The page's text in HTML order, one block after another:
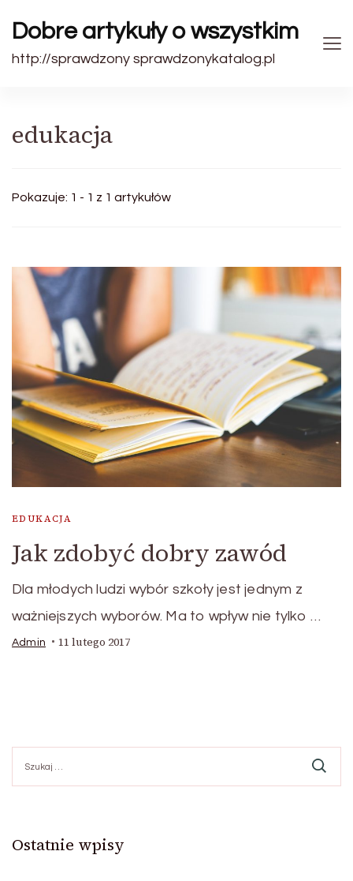
Dobre artykuły o wszystkim
http://sprawdzony sprawdzonykatalog.pl
edukacja
Pokazuje: 1 - 1 z 1 artykułów
EDUKACJA
Jak zdobyć dobry zawód
Dla młodych ludzi wybór szkoły jest jednym z
ważniejszych wyborów. Ma to wpływ nie tylko …
Admin 11 lutego 2017
Ostatnie wpisy